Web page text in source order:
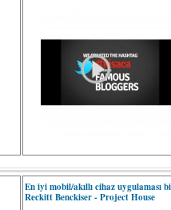
En iyi mobil/akıllı cihaz uygulaması
Reckitt Benckiser - Project House